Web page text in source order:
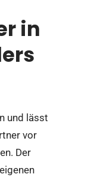
in
und lässt
vor
Der